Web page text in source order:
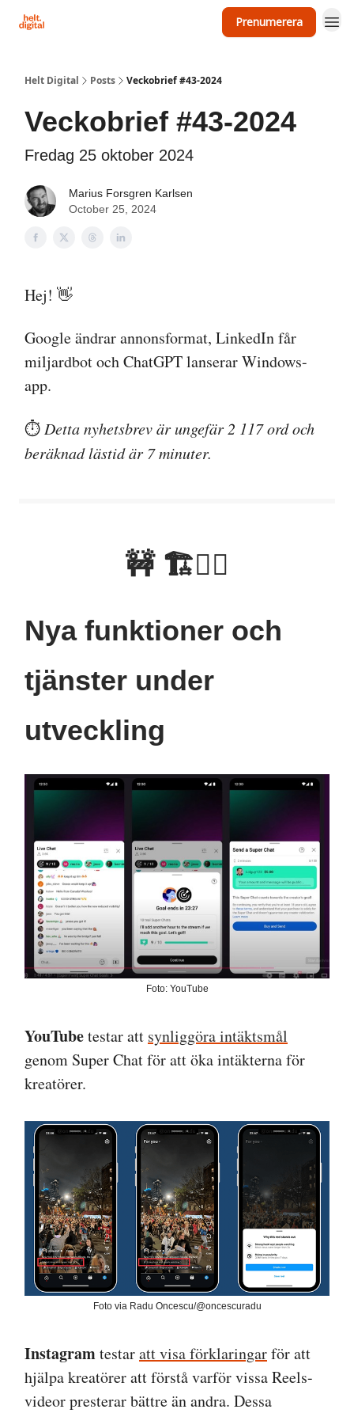
Prenumerera
Helt Digital Posts Veckobrief #43-2024
Veckobrief #43-2024
Fredag 25 oktober 2024
Marius Forsgren Karlsen
October 25, 2024
Hej! 👋
Google ändrar annonsformat, LinkedIn får
miljardbot och ChatGPT lanserar Windows-
app.
⏱️ Detta nyhetsbrev är ungefär 2 117 ord och
beräknad lästid är 7 minuter.
🚧 🏗👷‍♂️
Nya funktioner och
tjänster under
utveckling
Foto: YouTube
YouTubetestar att synliggöra intäktsmål
genom Super Chat för att öka intäkterna för
kreatörer.
Foto via Radu Oncescu/@oncescuradu
Instagramtestaratt visa förklaringarför att
hjälpa kreatörer att förstå varför vissa Reels-
videor presterar bättre än andra. Dessa